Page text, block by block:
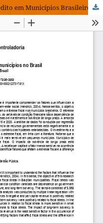
em Municípios Brasileiros